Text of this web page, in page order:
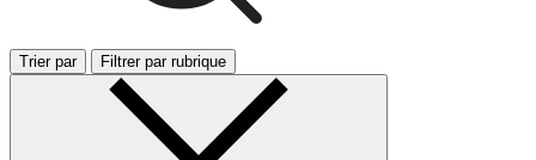
Trier par Filtrer par rubrique